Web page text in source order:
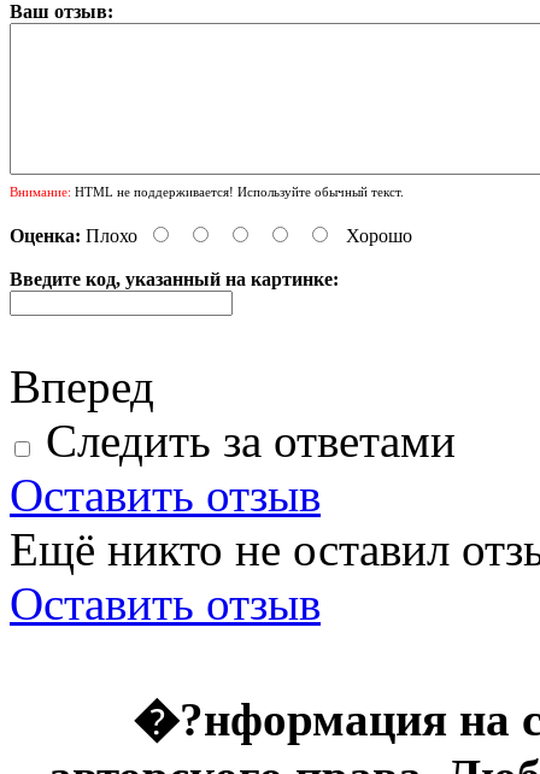
Ваш отзыв:
Внимание: HTML не поддерживается! Используйте обычный текст.
Оценка: Плохо Хорошо
Введите код, указанный на картинке:
Вперед
Следить за ответами
Оставить отзыв
Ещё никто не оставил
Оставить отзыв
�?нформация на